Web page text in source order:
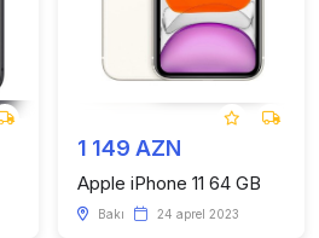
1 149 AZN
Apple iPhone 11 64 GB
Bakı 24 aprel 2023